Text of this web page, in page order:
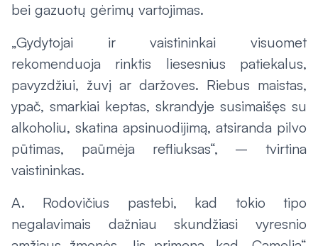
bei gazuotų gėrimų vartojimas.
„Gydytojai ir vaistininkai visuomet
rekomenduoja rinktis liesesnius patiekalus,
pavyzdžiui, žuvį ar daržoves. Riebus maistas,
ypač, smarkiai keptas, skrandyje susimaišęs su
alkoholiu, skatina apsinuodijimą, atsiranda pilvo
pūtimas, paūmėja refliuksas“, – tvirtina
vaistininkas.
A. Rodovičius pastebi, kad tokio tipo
negalavimais dažniau skundžiasi vyresnio